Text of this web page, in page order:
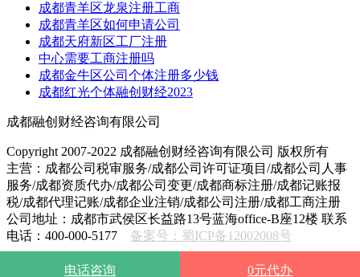
成都青羊区龙泉注册工商
成都青羊区如何申请公司
成都天府新区工厂注册
中心需要工商注册吗
成都金牛区公司个体注册多少钱
成都红光个体融创财经2023
成都融创财经咨询有限公司
Copyright 2007-2022 成都融创财经咨询有限公司 版权所有
主营：成都公司税审服务/成都公司许可证项目/成都公司人事
服务/成都资质代办/成都公司变更/成都商标注册/成都记账报
税/成都代理记账/成都企业注销/成都公司注册/成都工商注册
公司地址：成都市武侯区长益路13号蓝海office-B座12楼 联系
电话：400-000-5177 备案号：蜀ICP备12002008号
电话咨询 0元代办